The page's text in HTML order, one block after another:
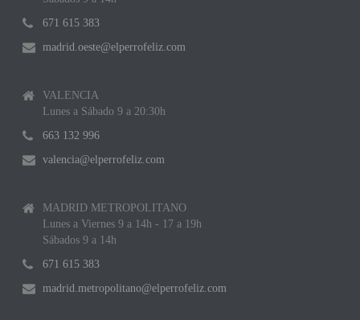
671 615 383
madrid.oeste@elperrofeliz.com
VALENCIA
Lunes a Sábado 9 a 20:30h
663 132 996
valencia@elperrofeliz.com
MADRID METROPOLITANO
Lunes a Viernes 9 a 14h - 17 a 19h
Sábados 9 a 14h
671 615 383
madrid.metropolitano@elperrofeliz.com